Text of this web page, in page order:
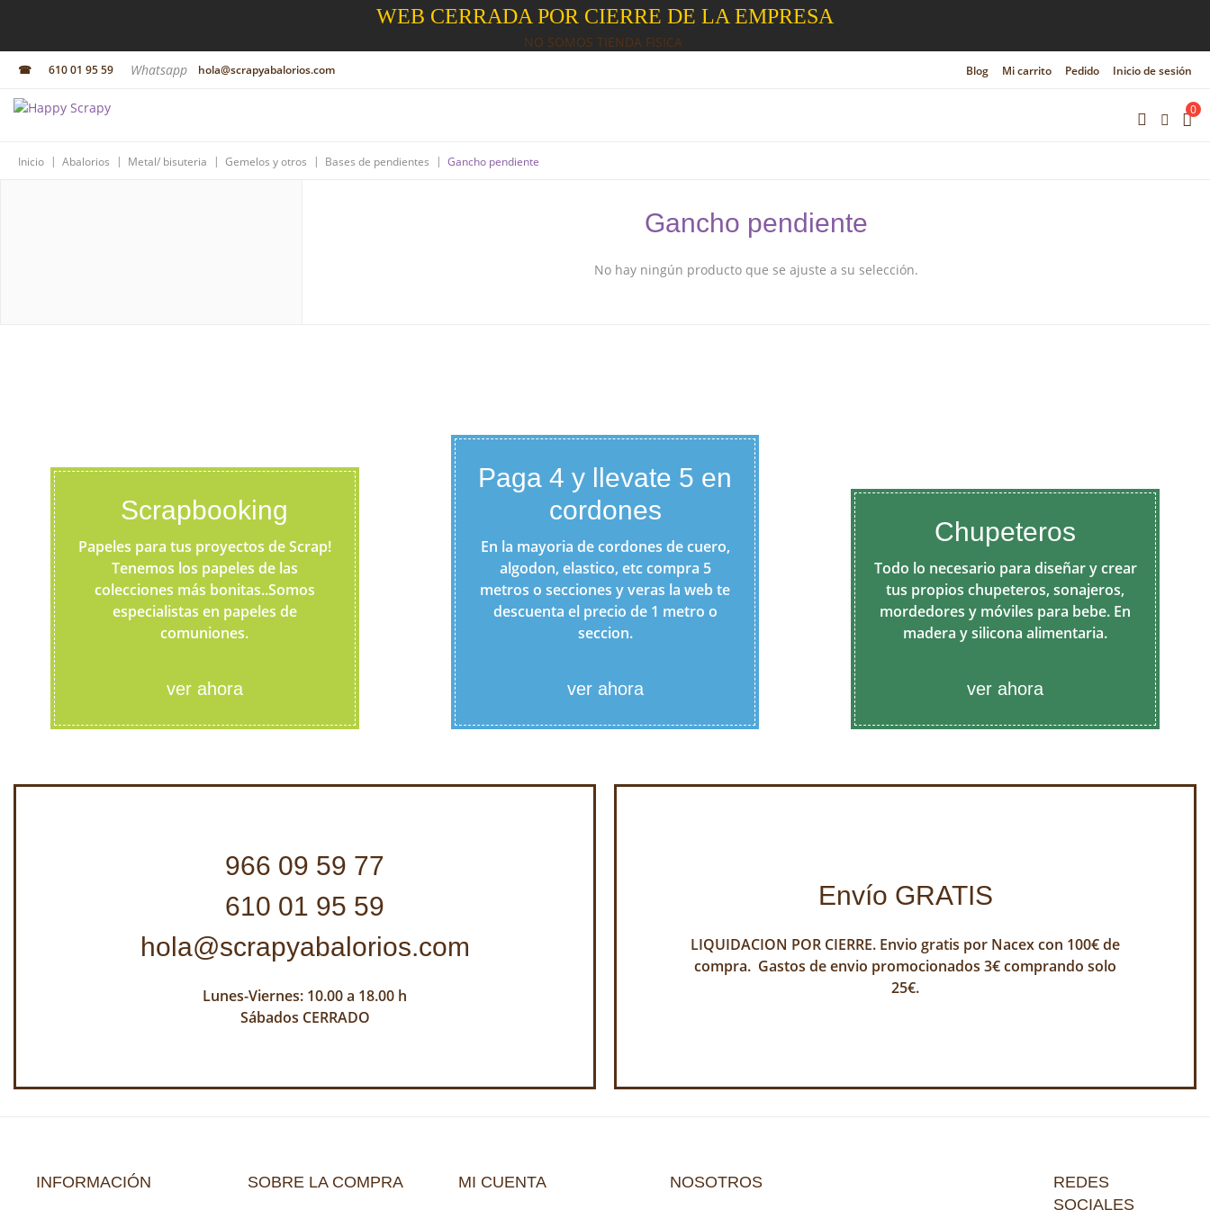
WEB CERRADA POR CIERRE DE LA EMPRESA
NO SOMOS TIENDA FISICA
☎ 610 01 95 59 Whatsapp hola@scrapyabalorios.com Blog Mi carrito Pedido Inicio de sesión
0
Inicio | Abalorios | Metal/ bisuteria | Gemelos y otros | Bases de pendientes | Gancho pendiente
Gancho pendiente
No hay ningún producto que se ajuste a su selección.
Scrapbooking
Papeles para tus proyectos de Scrap!
Tenemos los papeles de las
colecciones más bonitas..Somos
especialistas en papeles de
comuniones.
ver ahora
Paga 4 y llevate 5 en
cordones
En la mayoria de cordones de cuero,
algodon, elastico, etc compra 5
metros o secciones y veras la web te
descuenta el precio de 1 metro o
seccion.
ver ahora
Chupeteros
Todo lo necesario para diseñar y crear
tus propios chupeteros, sonajeros,
mordedores y móviles para bebe. En
madera y silicona alimentaria.
ver ahora
966 09 59 77
610 01 95 59
hola@scrapyabalorios.com
Lunes-Viernes: 10.00 a 18.00 h
Sábados CERRADO
Envío GRATIS
LIQUIDACION POR CIERRE. Envio gratis por Nacex con 100€ de
compra. Gastos de envio promocionados 3€ comprando solo
25€.
REDES
SOCIALES
INFORMACIÓN SOBRE LA COMPRA MI CUENTA NOSOTROS